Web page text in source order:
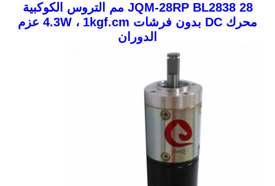
JQM-28RP BL2838 28 مم التروس الكوكبية
محرك DC بدون فرشات 4.3W ، 1kgf.cm عزم
الدوران